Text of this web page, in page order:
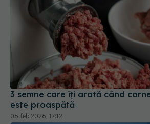
3 semne care îți arată când
este proaspătă
06 feb 2026, 17:12